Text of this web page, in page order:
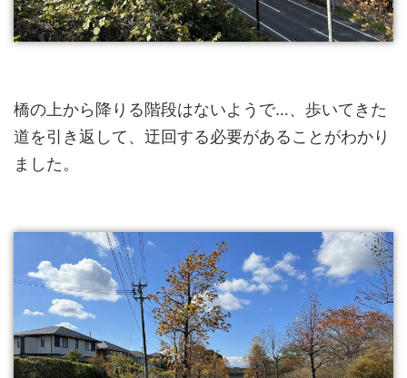
橋の上から降りる階段はないようで…、歩いてきた
道を引き返して、迂回する必要があることがわかり
ました。